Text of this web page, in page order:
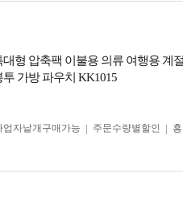
대형 압축팩 이불용 의류 여행용 계
투 가방 파우치 KK1015
업자 낱개구매가능 주문수량별할인